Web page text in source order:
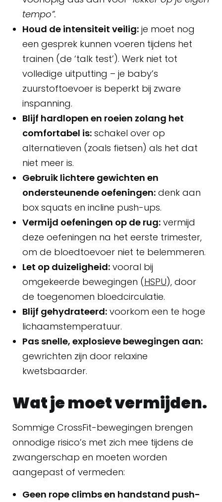
tempo”.
Houd de intensiteit veilig: je moet nog
een gesprek kunnen voeren tijdens het
trainen (de ‘talk test’). Werk niet tot
volledige uitputting – je baby’s
zuurstoftoevoer is beperkt bij zware
inspanning.
Blijf hardlopen en roeien zolang het
comfortabel is: schakel over op
alternatieven (zoals fietsen) als het dat
niet meer is.
Gebruik lichtere gewichten en
ondersteunende oefeningen: denk aan
box squats en incline push-ups.
Vermijd oefeningen op de rug: vermijd
deze oefeningen na het eerste trimester,
om de bloedtoevoer niet te belemmeren.
Let op duizeligheid: vooral bij
omgekeerde bewegingen (HSPU), door
de toegenomen bloedcirculatie.
Blijf gehydrateerd: voorkom een te hoge
lichaamstemperatuur.
Pas snelle, explosieve bewegingen aan:
gewrichten zijn door relaxine
kwetsbaarder.
Wat je moet vermijden.
Sommige CrossFit-bewegingen brengen
onnodige risico’s met zich mee tijdens de
zwangerschap en moeten worden
aangepast of vermeden:
Geen rope climbs en handstand push-